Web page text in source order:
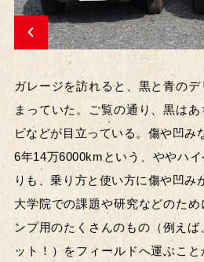
ガレージを訪れると、黒と青の
まっていた。ご覧の通り、黒は
ビなどが目立っている。傷や凹み
6年14万6000kmという、ややハ
りも、乗り方と使い方に傷や凹み
大学院での課題や研究などのた
ンプ用のたくさんのもの（例え
ット！）をフィールドへ運ぶこ